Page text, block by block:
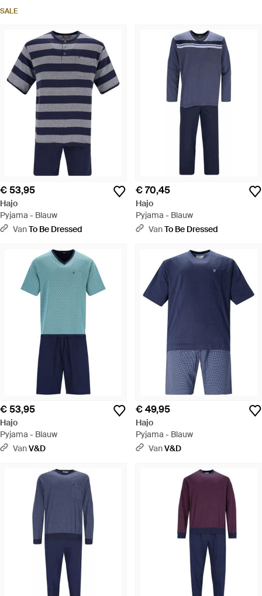
SALE
€ 53,95
Hajo
Pyjama - Blauw
VanTo Be Dressed
€ 70,45
Hajo
Pyjama - Blauw
VanTo Be Dressed
€ 53,95
Hajo
Pyjama - Blauw
VanV&D
€ 49,95
Hajo
Pyjama - Blauw
VanV&D